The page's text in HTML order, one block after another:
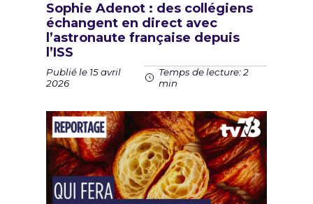
Sophie Adenot : des collégiens
échangent en direct avec
l’astronaute française depuis
l’ISS
Publié le 15 avril
2026
Temps de lecture: 2
min